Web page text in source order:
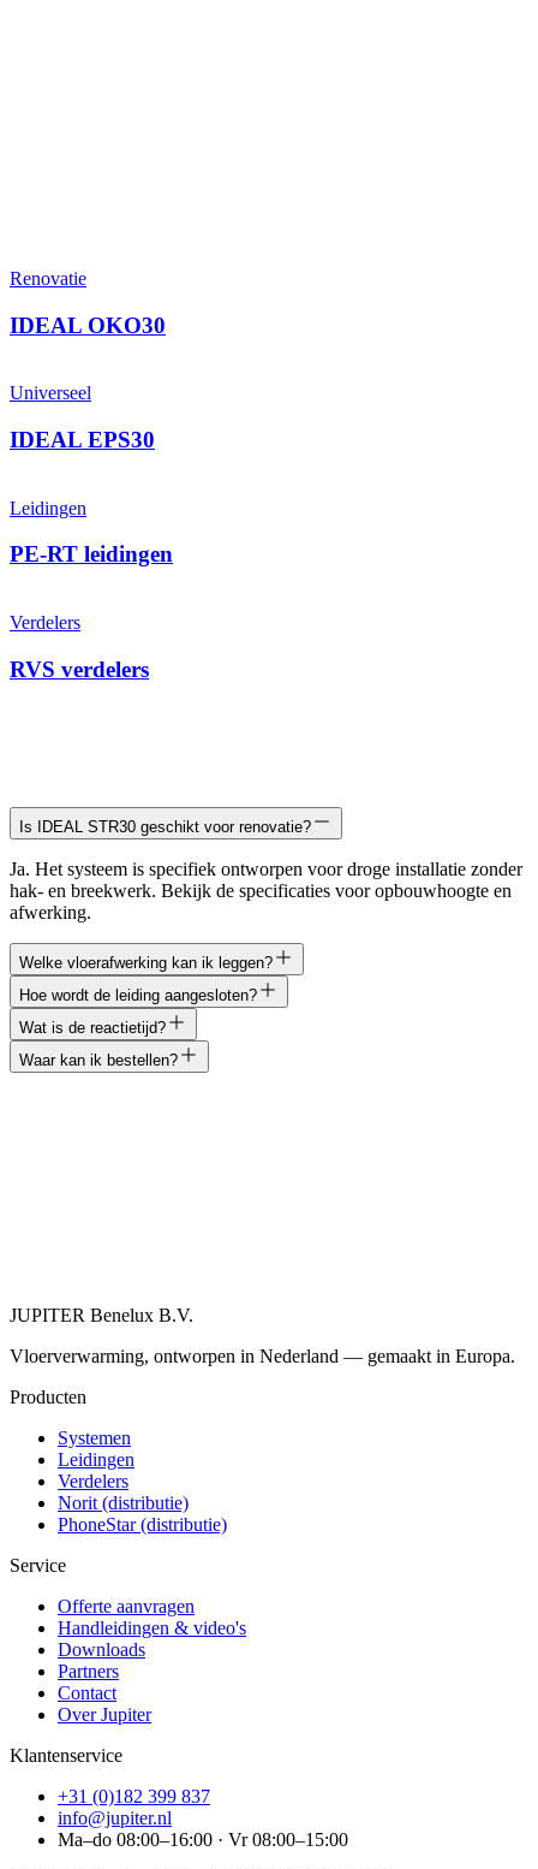
Renovatie
IDEAL OKO30
Universeel
IDEAL EPS30
Leidingen
PE-RT leidingen
Verdelers
RVS verdelers
Is IDEAL STR30 geschikt voor renovatie?
Ja. Het systeem is specifiek ontworpen voor droge installatie zonder
hak- en breekwerk. Bekijk de specificaties voor opbouwhoogte en
afwerking.
Welke vloerafwerking kan ik leggen?
Hoe wordt de leiding aangesloten?
Wat is de reactietijd?
Waar kan ik bestellen?
IDEAL STR30
JUPITER Benelux B.V.
Vloerverwarming, ontworpen in Nederland — gemaakt in Europa.
Producten
Systemen
Leidingen
Verdelers
Norit (distributie)
PhoneStar (distributie)
Service
Offerte aanvragen
Handleidingen & video's
Downloads
Partners
Contact
Over Jupiter
Klantenservice
+31 (0)182 399 837
info@jupiter.nl
Ma–do 08:00–16:00 · Vr 08:00–15:00